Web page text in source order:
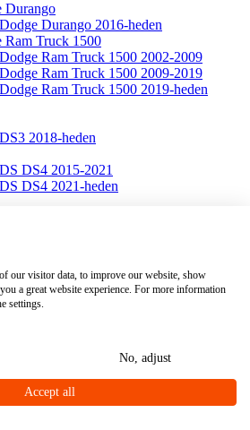
Durango
Dodge Durango 2016-heden
Ram Truck 1500
Dodge Ram Truck 1500 2002-2009
Dodge Ram Truck 1500 2009-2019
Dodge Ram Truck 1500 2019-heden
DS3 2018-heden
DS DS4 2015-2021
DS DS4 2021-heden
Ferrari California T 2014-2017
Ferrari Portofino 2018-heden
Fiat 500/500 C 2007-heden
Fiat 500E 2020-heden
Fiat 500L 2013-heden
our visitor data, to improve our website, show
a great website experience. For more information
settings.
No, adjust
Accept all